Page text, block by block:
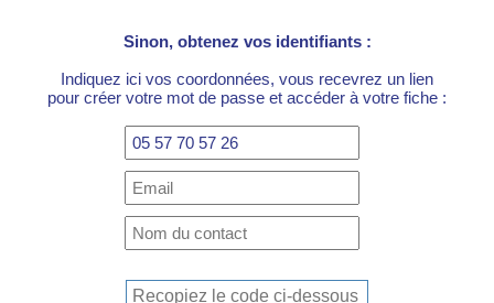
Sinon, obtenez vos identifiants :
Indiquez ici vos coordonnées, vous recevrez un lien
pour créer votre mot de passe et accéder à votre fiche :